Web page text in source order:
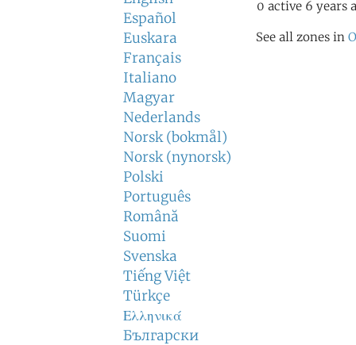
Español
Euskara
Français
Italiano
Magyar
Nederlands
Norsk (bokmål)
Norsk (nynorsk)
Polski
Português
Română
Suomi
Svenska
Tiếng Việt
Türkçe
Ελληνικά
Български
0 active 6 years
See all zones in